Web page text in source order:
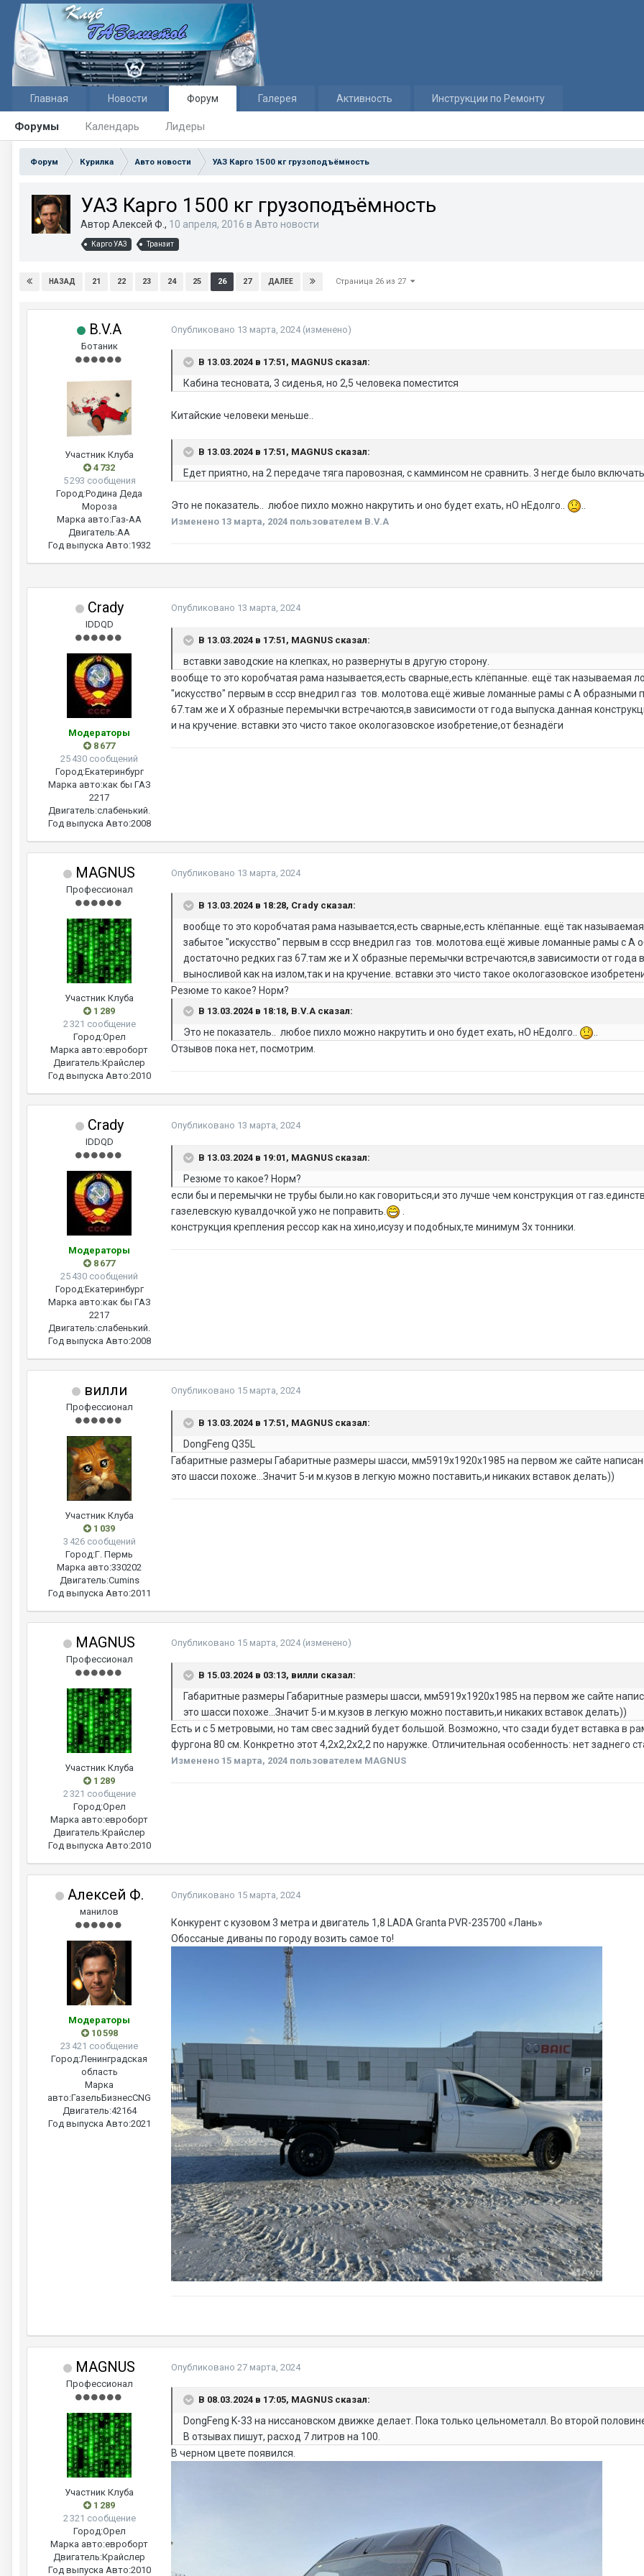
Главная Новости Форум
Форумы Календарь Лидеры
Галерея Активность Инструкции по Ремонту
Форум Курилка Авто новости УАЗ Карго 1500 кг грузоподъёмность
УАЗ Карго 1500 кг грузоподъёмность
Автор Алексей Ф., 10 апреля, 2016 в Авто новости
Карго УАЗ Транзит
НАЗАД 21 22 23 24 25 26 27 ДАЛЕЕ Страница 26 из 27
B.V.A
Ботаник
Участник Клуба
4 732
5 293 сообщения
Город:Родина Деда
Мороза
Марка авто:Газ-АА
Двигатель:АА
Год выпуска Авто:1932
Опубликовано 13 марта, 2024 (изменено)
В 13.03.2024 в 17:51, MAGNUS сказал:
Кабина тесновата, 3 сиденья, но 2,5 человека поместится
Китайские человеки меньше..
В 13.03.2024 в 17:51, MAGNUS сказал:
Едет приятно, на 2 передаче тяга паровозная, с камминсом не сравнить. 3 негде было
Это не показатель.. любое пихло можно накрутить и оно будет ехать, нО нЕдолго..
Изменено 13 марта, 2024 пользователем B.V.A
Crady
IDDQD
Модераторы
8 677
25 430 сообщений
Город:Екатеринбург
Марка авто:как бы ГАЗ
2217
Двигатель:слабенький.
Год выпуска Авто:2008
Опубликовано 13 марта, 2024
В 13.03.2024 в 17:51, MAGNUS сказал:
вставки заводские на клепках, но развернуты в другую сторону.
вообще то это коробчатая рама называется,есть сварные,есть клёпанные. ещё так называемая
"искусство" первым в ссср внедрил газ тов. молотова.ещё живые ломанные рамы с А
67.там же и Х образные перемычки встречаются,в зависимости от года выпуска.данная
и на кручение. вставки это чисто такое окологазовское изобретение,от безнадёги
MAGNUS
Профессионал
Участник Клуба
1 289
2 321 сообщение
Город:Орел
Марка авто:евроборт
Двигатель:Крайслер
Год выпуска Авто:2010
Опубликовано 13 марта, 2024
В 13.03.2024 в 18:28, Crady сказал:
вообще то это коробчатая рама называется,есть сварные,есть клёпанные. ещё так
забытое "искусство" первым в ссср внедрил газ тов. молотова.ещё живые ломанные рамы с
достаточно редких газ 67.там же и Х образные перемычки встречаются,в зависимости от года
выносливой как на излом,так и на кручение. вставки это чисто такое окологазовское
Резюме то какое? Норм?
В 13.03.2024 в 18:18, B.V.A сказал:
Это не показатель.. любое пихло можно накрутить и оно будет ехать, нО нЕдолго..
Отзывов пока нет, посмотрим.
Crady
IDDQD
Модераторы
8 677
25 430 сообщений
Город:Екатеринбург
Марка авто:как бы ГАЗ
2217
Двигатель:слабенький.
Год выпуска Авто:2008
Опубликовано 13 марта, 2024
В 13.03.2024 в 19:01, MAGNUS сказал:
Резюме то какое? Норм?
если бы и перемычки не трубы были.но как говориться,и это лучше чем конструкция от
газелевскую кувалдочкой ужо не поправить.
конструкция крепления рессор как на хино,исузу и подобных,те минимум 3х тонники.
вилли
Профессионал
Участник Клуба
1 039
3 426 сообщений
Город:Г. Пермь
Марка авто:330202
Двигатель:Cumins
Год выпуска Авто:2011
Опубликовано 15 марта, 2024
В 13.03.2024 в 17:51, MAGNUS сказал:
DongFeng Q35L
Габаритные размеры Габаритные размеры шасси, мм5919х1920х1985 на первом же сайте
это шасси похоже...Значит 5-и м.кузов в легкую можно поставить,и никаких вставок делать))
MAGNUS
Профессионал
Участник Клуба
1 289
2 321 сообщение
Город:Орел
Марка авто:евроборт
Двигатель:Крайслер
Год выпуска Авто:2010
Опубликовано 15 марта, 2024 (изменено)
В 15.03.2024 в 03:13, вилли сказал:
Габаритные размеры Габаритные размеры шасси, мм5919х1920х1985 на первом же сайте
это шасси похоже...Значит 5-и м.кузов в легкую можно поставить,и никаких вставок делать))
Есть и с 5 метровыми, но там свес задний будет большой. Возможно, что сзади будет вставка в
фургона 80 см. Конкретно этот 4,2х2,2х2,2 по наружке. Отличительная особенность: нет заднего
Изменено 15 марта, 2024 пользователем MAGNUS
Алексей Ф.
манилов
Модераторы
10 598
23 421 сообщение
Город:Ленинградская
область
Марка
авто:ГазельБизнесCNG
Двигатель:42164
Год выпуска Авто:2021
Опубликовано 15 марта, 2024
Конкурент с кузовом 3 метра и двигатель 1,8 LADA Granta PVR-235700 «Лань»
Обоссаные диваны по городу возить самое то!
MAGNUS
Профессионал
Участник Клуба
1 289
2 321 сообщение
Город:Орел
Марка авто:евроборт
Двигатель:Крайслер
Год выпуска Авто:2010
Опубликовано 27 марта, 2024
В 08.03.2024 в 17:05, MAGNUS сказал:
DongFeng K-33 на ниссановском движке делает. Пока только цельнометалл. Во второй
В отзывах пишут, расход 7 литров на 100.
В черном цвете появился.